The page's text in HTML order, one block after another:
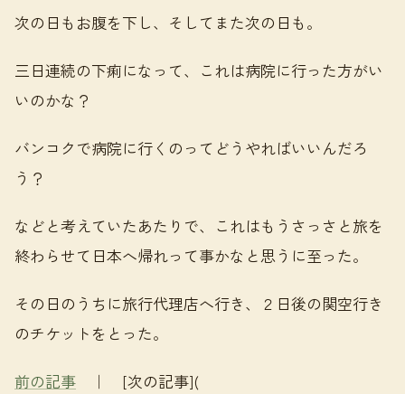
次の日もお腹を下し、そしてまた次の日も。
三日連続の下痢になって、これは病院に行った方がい
いのかな？
バンコクで病院に行くのってどうやればいいんだろ
う？
などと考えていたあたりで、これはもうさっさと旅を
終わらせて日本へ帰れって事かなと思うに至った。
その日のうちに旅行代理店へ行き、２日後の関空行き
のチケットをとった。
前の記事 ｜ [次の記事](